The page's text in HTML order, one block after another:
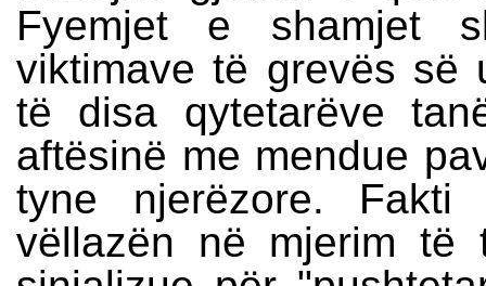
Fyemjet e shamjet
viktimave të grevës së
të disa qytetarëve
aftësinë me mendue
tyne njerëzore.
vëllazën në mjerim të